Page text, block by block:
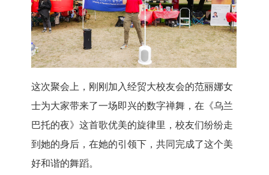
这次聚会上，刚刚加入经贸大校友会的范丽娜女
士为大家带来了一场即兴的数字禅舞，在《乌兰
巴托的夜》这首歌优美的旋律里，校友们纷纷走
到她的身后，在她的引领下，共同完成了这个美
好和谐的舞蹈。